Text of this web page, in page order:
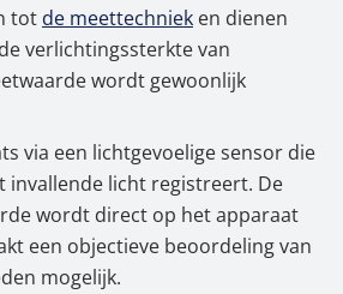
tot de meettechniek en dienen
verlichtingssterkte van
wordt gewoonlijk
via een lichtgevoelige sensor die
invallende licht registreert. De
wordt direct op het apparaat
een objectieve beoordeling van
mogelijk.